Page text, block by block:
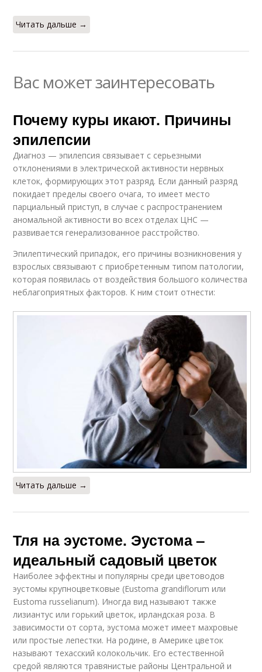
Читать дальше →
Вас может заинтересовать
Почему куры икают. Причины
эпилепсии
Диагноз — эпилепсия связывает с серьезными
отклонениями в электрической активности нервных
клеток, формирующих этот разряд. Если данный разряд
покидает пределы своего очага, то имеет место
парциальный приступ, в случае с распространением
аномальной активности во всех отделах ЦНС —
развивается генерализованное расстройство.
Эпилептический припадок, его причины возникновения у
взрослых связывают с приобретенным типом патологии,
которая появилась от воздействия большого количества
неблагоприятных факторов. К ним стоит отнести:
Читать дальше →
Тля на эустоме. Эустома –
идеальный садовый цветок
Наиболее эффектны и популярны среди цветоводов
эустомы крупноцветковые (Eustoma grandiflorum или
Eustoma russelianum). Иногда вид называют также
лизиантус или горький цветок, ирландская роза. В
зависимости от сорта, эустома может имеет махровые
или простые лепестки. На родине, в Америке цветок
называют техасский колокольчик. Его естественной
средой являются травянистые районы Центральной и